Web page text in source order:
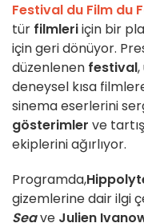
Festival du Film du
tür filmleriiçin bir
için geri dönüyor.
düzenlenen festival
deneysel kısa
sinema eserlerini
gösterimler ve
ekiplerini ağırlıyor.
Programda,
gizemlerine dair ilgi
Seave Julien